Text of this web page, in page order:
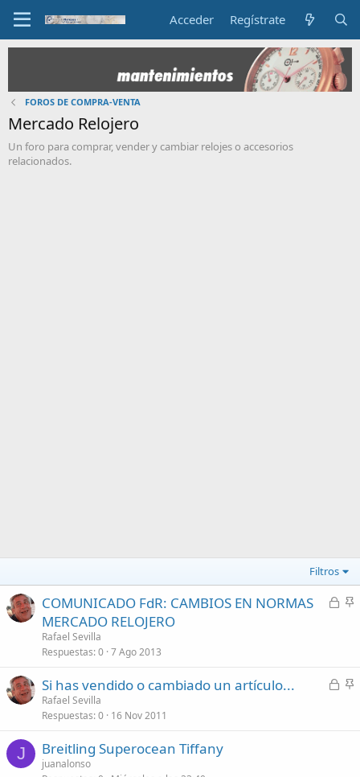
Acceder Regístrate
FOROS DE COMPRA-VENTA
Mercado Relojero
Un foro para comprar, vender y cambiar relojes o accesorios
relacionados.
Filtros
C
d
A
d
COMUNICADO FdR: CAMBIOS EN NORMAS
MERCADO RELOJERO
Rafael Sevilla
Respuestas 0 7 Ago 2013
C
A
Si has vendido o cambiado un artículo...
Rafael Sevilla
Respuestas 0 16 Nov 2011
J Breitling Superocean Tiffany
juanalonso